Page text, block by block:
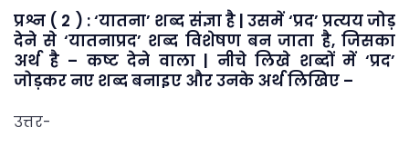
प्रश्न ( 2 ) : ‘यातना’ शब्द संज्ञा है | उसमें ‘प्रद’ प्रत्यय जोड़
देने से ‘यातनाप्रद’ शब्द विशेषण बन जाता है, जिसका
अर्थ है – कष्ट देने वाला | नीचे लिखे शब्दों में ‘प्रद’
जोड़कर नए शब्द बनाइए और उनके अर्थ लिखिए –
उत्तर-